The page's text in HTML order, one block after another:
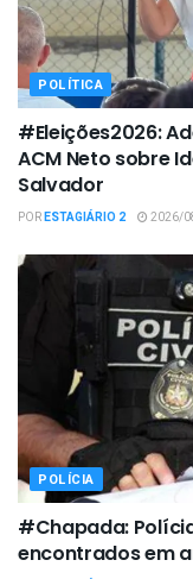
POLÍTICA
#Eleições2026:
ACM Neto sobre
Salvador
PORESTAGIÁRIO 2 2026/
POLÍCIA
#Chapada:
encontrados em